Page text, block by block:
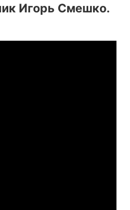
Игорь Смешко.